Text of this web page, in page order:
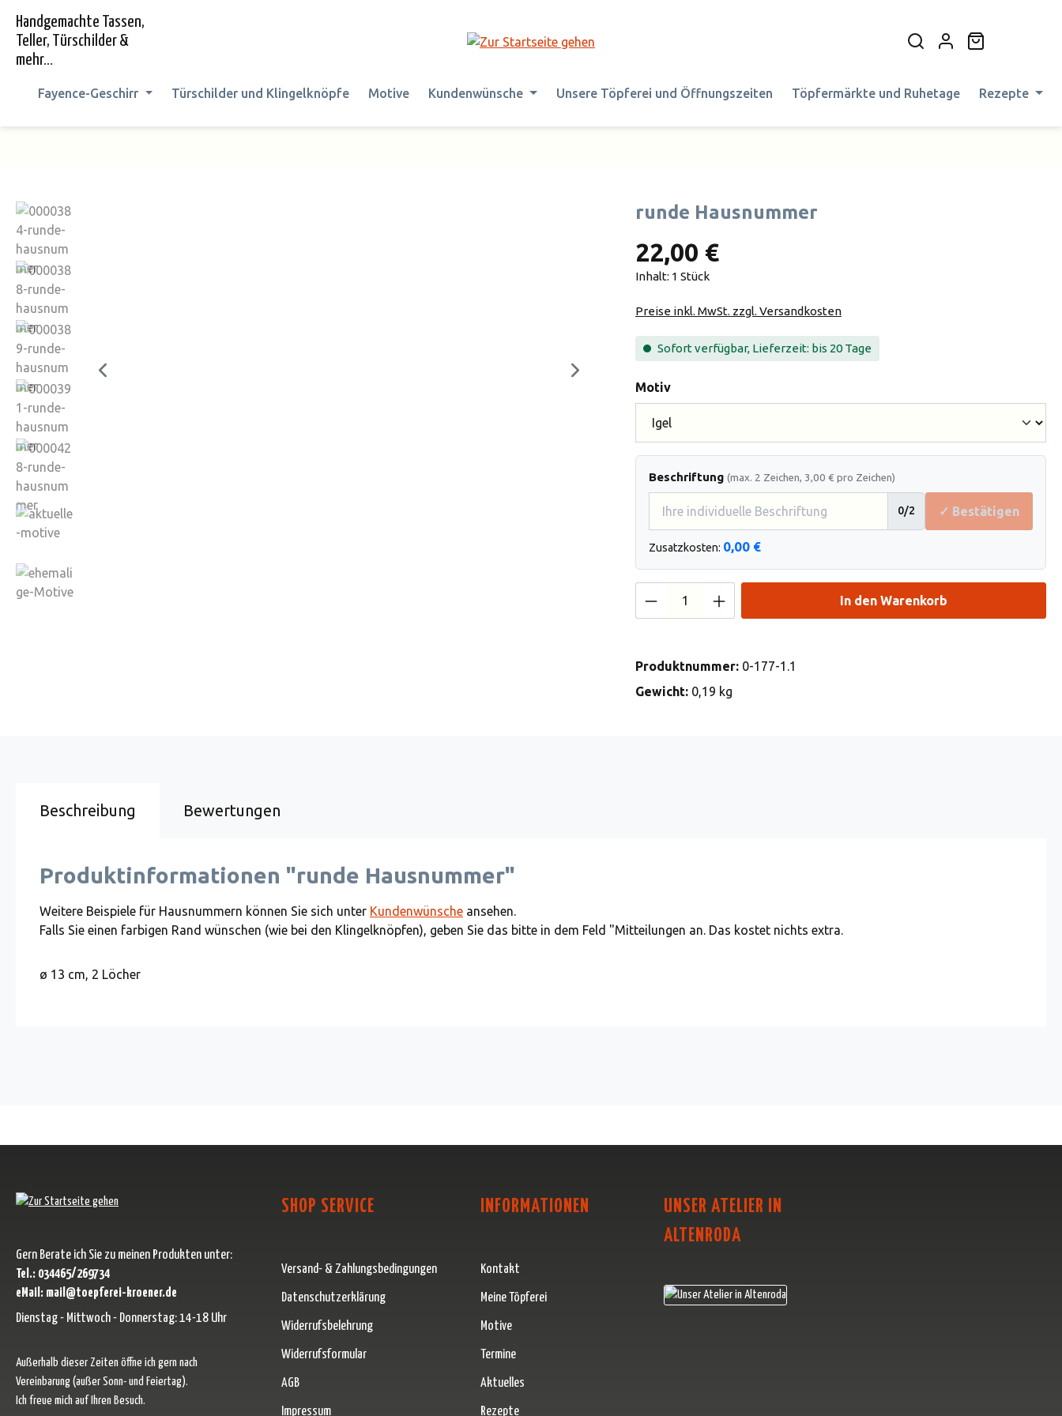
Zur Hauptnavigation springen
Handgemachte Tassen,
Teller, Türschilder &
mehr...
Fayence-Geschirr Türschilder und Klingelknöpfe Motive Kundenwünsche Unsere Töpferei und Öffnungszeiten Töpfermärkte und Ruhetage Rezepte
Bildergalerie überspringen runde Hausnummer
22,00 €
Inhalt: 1 Stück
Preise inkl. MwSt. zzgl. Versandkosten
Sofort verfügbar, Lieferzeit: bis 20 Tage
Motivauswählen
Beschriftung (max. 2 Zeichen, 3,00 € pro Zeichen)
0/2 ✓ Bestätigen
Zusatzkosten: 0,00 €
Produkt Anzahl: Gib den gewünschten Wert
In den Warenkorb
Produktnummer: 0-177-1.1
Gewicht: 0,19 kg
Beschreibung Bewertungen
Produktinformationen "runde Hausnummer"
Weitere Beispiele für Hausnummern können Sie sich unter Kundenwünsche ansehen.
Falls Sie einen farbigen Rand wünschen (wie bei den Klingelknöpfen), geben Sie das bitte in dem Feld "Mitteilungen an. Das kostet nichts extra.
ø 13 cm, 2 Löcher
Gern Berate ich Sie zu meinen Produkten unter:
Tel.: 034465/269734
eMail: mail@toepferei-kroener.de
Dienstag - Mittwoch - Donnerstag: 14-18 Uhr
Außerhalb dieser Zeiten öffne ich gern nach
Vereinbarung (außer Sonn- und Feiertag).
Ich freue mich auf Ihren Besuch.
SHOP SERVICE
Versand- & Zahlungsbedingungen
Datenschutzerklärung
Widerrufsbelehrung
Widerrufsformular
AGB
Impressum
INFORMATIONEN
Kontakt
Meine Töpferei
Motive
Termine
Aktuelles
Rezepte
UNSER ATELIER IN
ALTENRODA